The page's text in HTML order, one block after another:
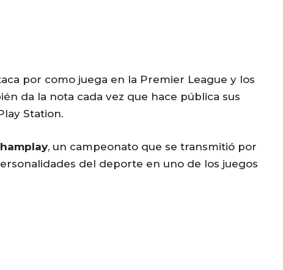
por como juega en la Premier League y los
da la nota cada vez que hace pública sus
Station.
, un campeonato que se transmitió por
del deporte en uno de los juegos